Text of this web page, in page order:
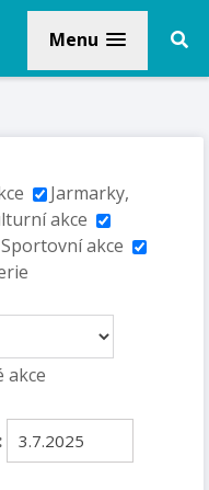
Menu
Jarmarky,
akce
Sportovní akce
akce